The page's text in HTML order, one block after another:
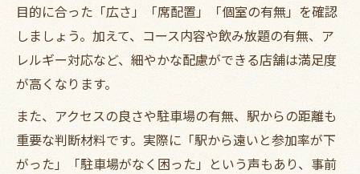
目的に合った「広さ」「席配置」「個室の有無」を確認
しましょう。加えて、コース内容や飲み放題の有無、ア
レルギー対応など、細やかな配慮ができる店舗は満足度
が高くなります。
また、アクセスの良さや駐車場の有無、駅からの距離も
重要な判断材料です。実際に「駅から遠いと参加率が下
がった」「駐車場がなく困った」という声もあり、事前